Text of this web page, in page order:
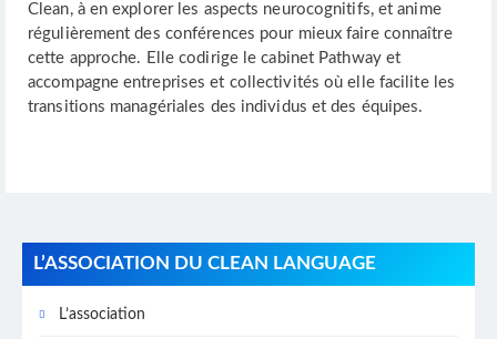
Clean, à en explorer les aspects neurocognitifs, et anime
régulièrement des conférences pour mieux faire connaître
cette approche. Elle codirige le cabinet Pathway et
accompagne entreprises et collectivités où elle facilite les
transitions managériales des individus et des équipes.
L’ASSOCIATION DU CLEAN LANGUAGE
L’association